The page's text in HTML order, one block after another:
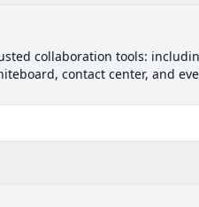
collaboration tools:
contact center, and